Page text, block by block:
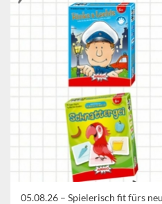
05.08.26 – Spielerisch fit fürs